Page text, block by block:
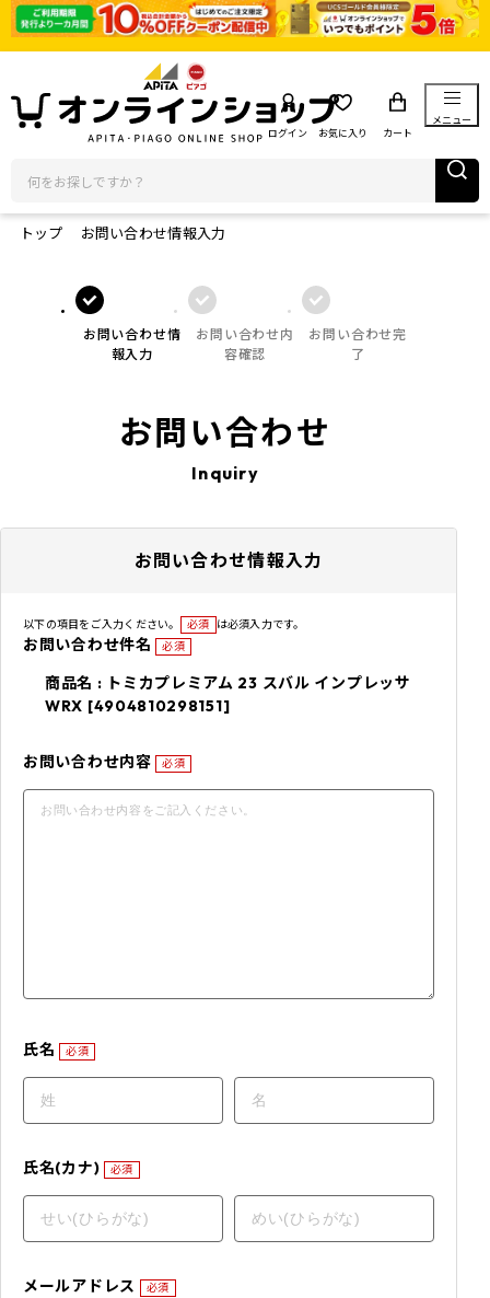
ログイン お気に入り カート
メニュー
トップ お問い合わせ情報入力
お問い合わせ情
報入力
お問い合わせ内
容確認
お問い合わせ完
了
お問い合わせ
Inquiry
お問い合わせ情報入力
以下の項目をご入力ください。 必須 は必須入力です。
お問い合わせ件名 必須
商品名 : トミカプレミアム 23 スバル インプレッサ
WRX [4904810298151]
お問い合わせ内容 必須
氏名 必須
氏名(カナ) 必須
メールアドレス 必須